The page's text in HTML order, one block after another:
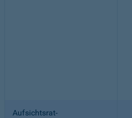
Aufsichtsrat-